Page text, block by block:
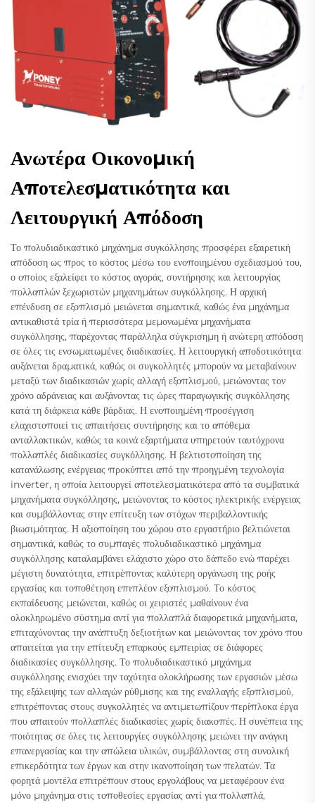
Ανωτέρα Οικονομική
Αποτελεσματικότητα και
Λειτουργική Απόδοση
Το πολυδιαδικαστικό μηχάνημα συγκόλλησης προσφέρει εξαιρετική
απόδοση ως προς το κόστος μέσω του ενοποιημένου σχεδιασμού του,
ο οποίος εξαλείφει το κόστος αγοράς, συντήρησης και λειτουργίας
πολλαπλών ξεχωριστών μηχανημάτων συγκόλλησης. Η αρχική
επένδυση σε εξοπλισμό μειώνεται σημαντικά, καθώς ένα μηχάνημα
αντικαθιστά τρία ή περισσότερα μεμονωμένα μηχανήματα
συγκόλλησης, παρέχοντας παράλληλα σύγκρισημη ή ανώτερη απόδοση
σε όλες τις ενσωματωμένες διαδικασίες. Η λειτουργική αποδοτικότητα
αυξάνεται δραματικά, καθώς οι συγκολλητές μπορούν να μεταβαίνουν
μεταξύ των διαδικασιών χωρίς αλλαγή εξοπλισμού, μειώνοντας τον
χρόνο αδράνειας και αυξάνοντας τις ώρες παραγωγικής συγκόλλησης
κατά τη διάρκεια κάθε βάρδιας. Η ενοποιημένη προσέγγιση
ελαχιστοποιεί τις απαιτήσεις συντήρησης και το απόθεμα
ανταλλακτικών, καθώς τα κοινά εξαρτήματα υπηρετούν ταυτόχρονα
πολλαπλές διαδικασίες συγκόλλησης. Η βελτιστοποίηση της
κατανάλωσης ενέργειας προκύπτει από την προηγμένη τεχνολογία
inverter, η οποία λειτουργεί αποτελεσματικότερα από τα συμβατικά
μηχανήματα συγκόλλησης, μειώνοντας το κόστος ηλεκτρικής ενέργειας
και συμβάλλοντας στην επίτευξη των στόχων περιβαλλοντικής
βιωσιμότητας. Η αξιοποίηση του χώρου στο εργαστήριο βελτιώνεται
σημαντικά, καθώς το συμπαγές πολυδιαδικαστικό μηχάνημα
συγκόλλησης καταλαμβάνει ελάχιστο χώρο στο δάπεδο ενώ παρέχει
μέγιστη δυνατότητα, επιτρέποντας καλύτερη οργάνωση της ροής
εργασίας και τοποθέτηση επιπλέον εξοπλισμού. Το κόστος
εκπαίδευσης μειώνεται, καθώς οι χειριστές μαθαίνουν ένα
ολοκληρωμένο σύστημα αντί για πολλαπλά διαφορετικά μηχανήματα,
επιταχύνοντας την ανάπτυξη δεξιοτήτων και μειώνοντας τον χρόνο που
απαιτείται για την επίτευξη επαρκούς εμπειρίας σε διάφορες
διαδικασίες συγκόλλησης. Το πολυδιαδικαστικό μηχάνημα
συγκόλλησης ενισχύει την ταχύτητα ολοκλήρωσης των εργασιών μέσω
της εξάλειψης των αλλαγών ρύθμισης και της εναλλαγής εξοπλισμού,
επιτρέποντας στους συγκολλητές να αντιμετωπίζουν περίπλοκα έργα
που απαιτούν πολλαπλές διαδικασίες χωρίς διακοπές. Η συνέπεια της
ποιότητας σε όλες τις λειτουργίες συγκόλλησης μειώνει την ανάγκη
επανεργασίας και την απώλεια υλικών, συμβάλλοντας στη συνολική
επικερδότητα των έργων και στην ικανοποίηση των πελατών. Τα
φορητά μοντέλα επιτρέπουν στους εργολάβους να μεταφέρουν ένα
μόνο μηχάνημα στις τοποθεσίες εργασίας αντί για πολλαπλά,